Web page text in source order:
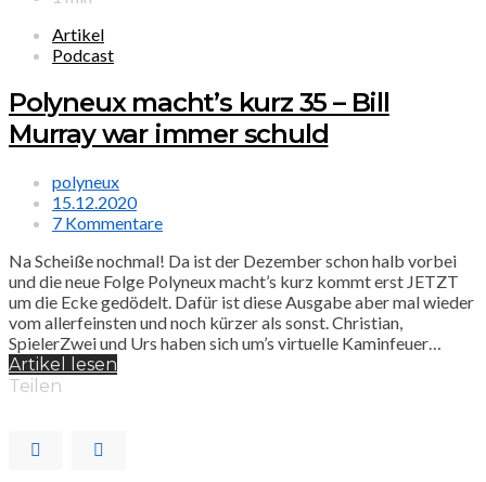
Artikel
Podcast
Polyneux macht’s kurz 35 – Bill
Murray war immer schuld
polyneux
15.12.2020
7 Kommentare
Na Scheiße nochmal! Da ist der Dezember schon halb vorbei
und die neue Folge Polyneux macht’s kurz kommt erst JETZT
um die Ecke gedödelt. Dafür ist diese Ausgabe aber mal wieder
vom allerfeinsten und noch kürzer als sonst. Christian,
SpielerZwei und Urs haben sich um’s virtuelle Kaminfeuer…
Artikel lesen
Teilen